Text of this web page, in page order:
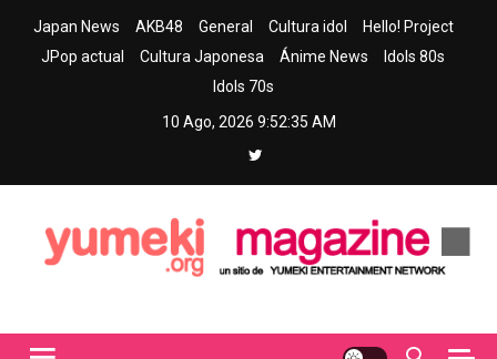
Japan News AKB48 General Cultura idol
Hello! Project
JPop actual
Cultura Japonesa Ánime News
Idols 80s
Idols 70s
10 Ago, 2026 9:52:36 AM